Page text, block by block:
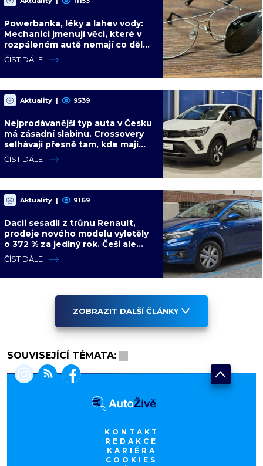
Powerbanka, léky a lahev vody:
Mechanici jmenují věci, které v
rozpáleném autě nemají co dělat.
Hrozí i požár
ČÍST DÁLE
Aktuality | 9539
Nejprodávanější typ auta v Česku
má zásadní slabinu. Crossovery
selhávají přesně tam, kde mají
být nejsilnější
ČÍST DÁLE
Aktuality | 9169
Dacii sesadil z trůnu Renault,
prodeje nového modelu vyletěly
o 372 % za jediný rok. Češi ale
jedou svojí pohádku
ČÍST DÁLE
ZOBRAZIT DALŠÍ ČLÁNKY
SOUVISEJÍCÍ TÉMATA:
KONTAKT
REDAKCE
KARIÉRA
COOKIES